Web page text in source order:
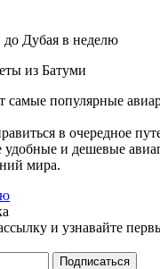
до Дубая в неделю
из Батуми
самые популярные
в очередное
удобные и дешевые
мира.
и узнавайте
Подписаться